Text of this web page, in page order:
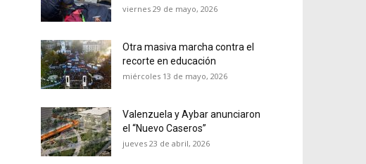
viernes 29 de mayo, 2026
Otra masiva marcha contra el
recorte en educación
miércoles 13 de mayo, 2026
Valenzuela y Aybar anunciaron
el “Nuevo Caseros”
jueves 23 de abril, 2026